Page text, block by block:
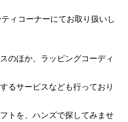
ィコーナーにてお取り扱いし
のほか、ラッピングコーディ
るサービスなども行っており
トを、ハンズで探してみませ